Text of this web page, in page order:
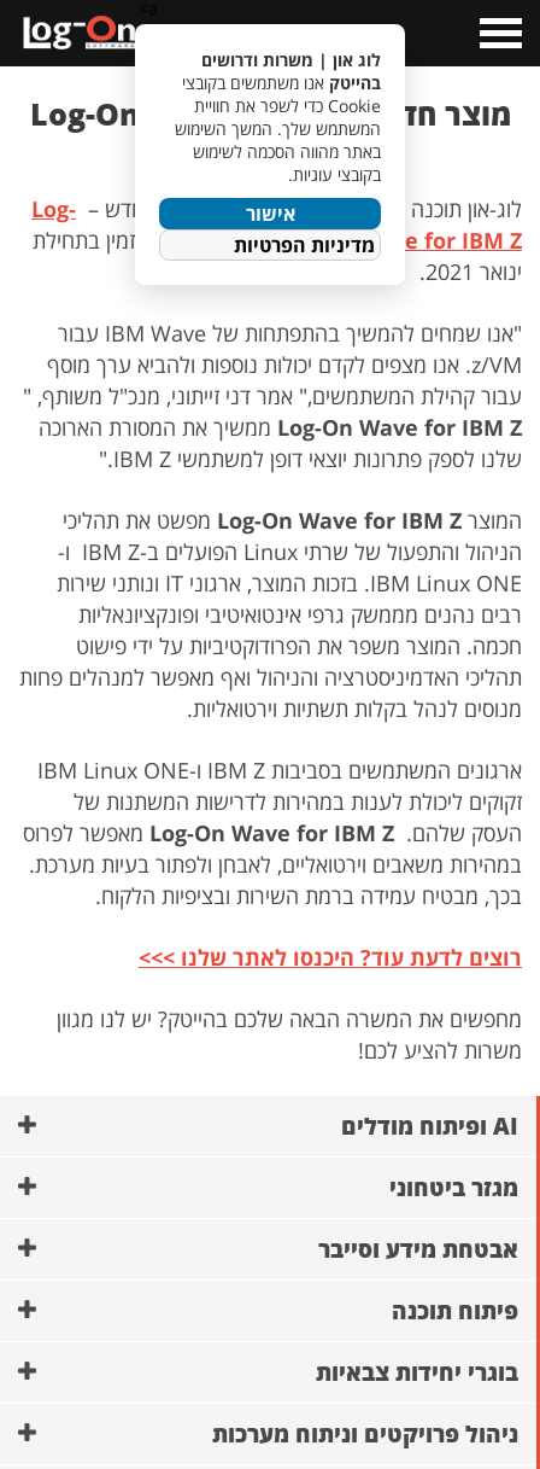
Menu
מוצר חדש ללוג-און תוכנה – Log-On
Wave for IBM Z
לוג-און תוכנה שמחה להכריז על השקת מוצר חדש – Log-
On Wave for IBM Z! המוצר מתוכנן להיות זמין בתחילת
ינואר 2021.
"אנו שמחים להמשיך בהתפתחות של IBM Wave עבור
z/VM. אנו מצפים לקדם יכולות נוספות ולהביא ערך מוסף
עבור קהילת המשתמשים," אמר דני זייתוני, מנכ"ל משותף, "
Log-On Wave for IBM Z ממשיך את המסורת הארוכה
שלנו לספק פתרונות יוצאי דופן למשתמשי IBM Z."
המוצר Log-On Wave for IBM Z מפשט את תהליכי
הניהול והתפעול של שרתי Linux הפועלים ב-IBM Z ו-
IBM Linux ONE. בזכות המוצר, ארגוני IT ונותני שירות
רבים נהנים מממשק גרפי אינטואיטיבי ופונקציונאליות
חכמה. המוצר משפר את הפרודוקטיביות על ידי פישוט
תהליכי האדמיניסטרציה והניהול ואף מאפשר למנהלים פחות
מנוסים לנהל בקלות תשתיות וירטואליות.
ארגונים המשתמשים בסביבות IBM Z ו-IBM Linux ONE
זקוקים ליכולת לענות במהירות לדרישות המשתנות של
העסק שלהם. Log-On Wave for IBM Z מאפשר לפרוס
במהירות משאבים וירטואליים, לאבחן ולפתור בעיות מערכת.
בכך, מבטיח עמידה ברמת השירות ובציפיות הלקוח.
רוצים לדעת עוד? היכנסו לאתר שלנו >>>
מחפשים את המשרה הבאה שלכם בהייטק? יש לנו מגוון
משרות להציע לכם!
AI ופיתוח מודלים
מגזר ביטחוני
אבטחת מידע וסייבר
פיתוח תוכנה
בוגרי יחידות צבאיות
ניהול פרויקטים וניתוח מערכות
לוג און | משרות ודרושים
בהייטק אנו משתמשים בקובצי
Cookie כדי לשפר את חוויית
המשתמש שלך. המשך השימוש
באתר מהווה הסכמה לשימוש
בקובצי עוגיות.
אישור
מדיניות הפרטיות